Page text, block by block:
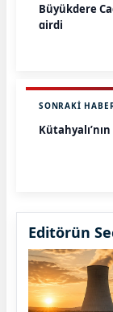
Büyükdere
girdi
SONRAKI
Editörün